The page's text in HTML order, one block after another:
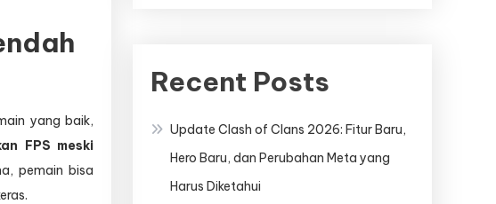
yang baik,
FPS meski
pemain bisa
Recent Posts
Update Clash of Clans 2026: Fitur Baru,
Hero Baru, dan Perubahan Meta yang
Harus Diketahui